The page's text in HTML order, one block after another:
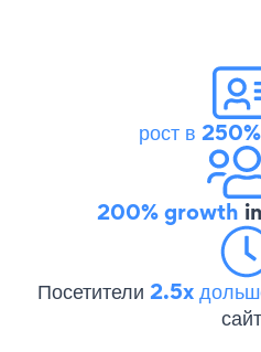
рост в 250%
200% growth
Посетители 2.5x